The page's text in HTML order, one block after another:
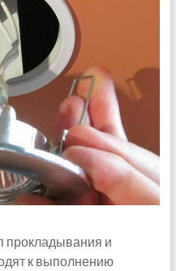
прокладывания и
к выполнению